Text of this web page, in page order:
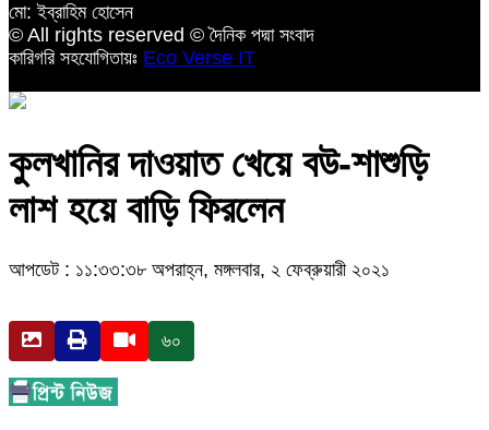
মো: ইব্রাহিম হোসেন
© All rights reserved © দৈনিক পদ্মা সংবাদ
কারিগরি সহযোগিতায়ঃ Eco Verse IT
কুলখানির দাওয়াত খেয়ে বউ-শাশুড়ি
লাশ হয়ে বাড়ি ফিরলেন
আপডেট : ১১:৩৩:৩৮ অপরাহ্ন, মঙ্গলবার, ২ ফেব্রুয়ারী ২০২১
৬০